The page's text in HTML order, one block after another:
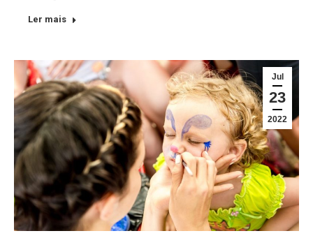
Ler mais
Jul
23
2022